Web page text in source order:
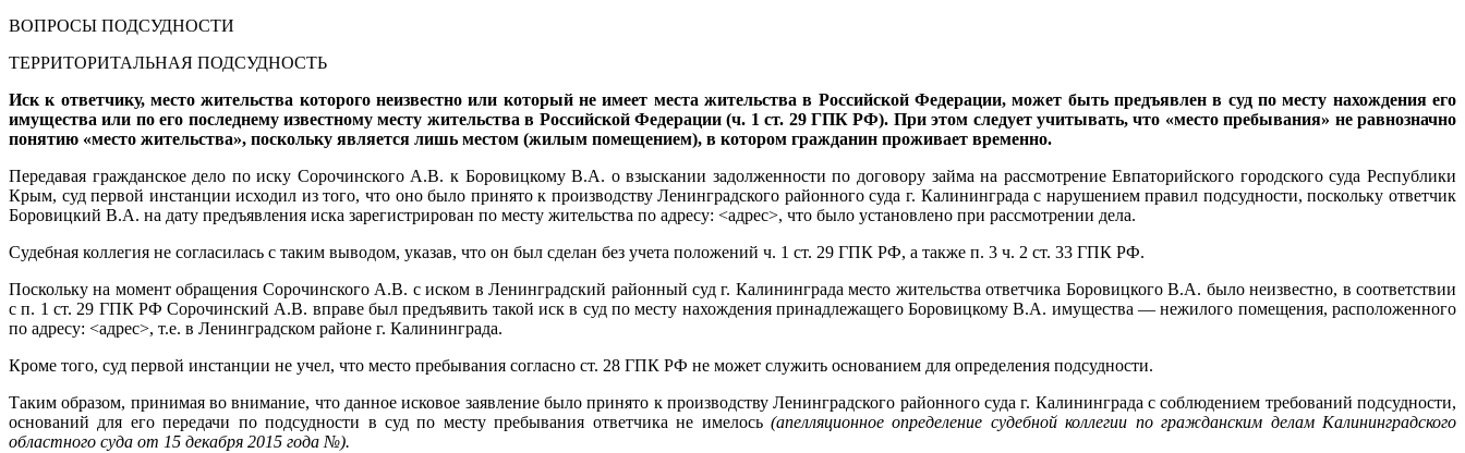
ВОПРОСЫ ПОДСУДНОСТИ
ТЕРРИТОРИТАЛЬНАЯ ПОДСУДНОСТЬ
Иск к ответчику, место жительства которого неизвестно или который не имеет места жительства в Российской Федерации, может быть предъявлен в суд по месту нахождения его
имущества или по его последнему известному месту жительства в Российской Федерации (ч. 1 ст. 29 ГПК РФ). При этом следует учитывать, что «место пребывания» не равнозначно
понятию «место жительства», поскольку является лишь местом (жилым помещением), в котором гражданин проживает временно.
Передавая гражданское дело по иску Сорочинского А.В. к Боровицкому В.А. о взыскании задолженности по договору займа на рассмотрение Евпаторийского городского суда Республики
Крым, суд первой инстанции исходил из того, что оно было принято к производству Ленинградского районного суда г. Калининграда с нарушением правил подсудности, поскольку ответчик
Боровицкий В.А. на дату предъявления иска зарегистрирован по месту жительства по адресу: <адрес>, что было установлено при рассмотрении дела.
Судебная коллегия не согласилась с таким выводом, указав, что он был сделан без учета положений ч. 1 ст. 29 ГПК РФ, а также п. 3 ч. 2 ст. 33 ГПК РФ.
Поскольку на момент обращения Сорочинского А.В. с иском в Ленинградский районный суд г. Калининграда место жительства ответчика Боровицкого В.А. было неизвестно, в соответствии
с п. 1 ст. 29 ГПК РФ Сорочинский А.В. вправе был предъявить такой иск в суд по месту нахождения принадлежащего Боровицкому В.А. имущества — нежилого помещения, расположенного
по адресу: <адрес>, т.е. в Ленинградском районе г. Калининграда.
Кроме того, суд первой инстанции не учел, что место пребывания согласно ст. 28 ГПК РФ не может служить основанием для определения подсудности.
Таким образом, принимая во внимание, что данное исковое заявление было принято к производству Ленинградского районного суда г. Калининграда с соблюдением требований подсудности,
оснований для его передачи по подсудности в суд по месту пребывания ответчика не имелось (апелляционное определение судебной коллегии по гражданским делам Калининградского
областного суда от 15 декабря 2015 года №).